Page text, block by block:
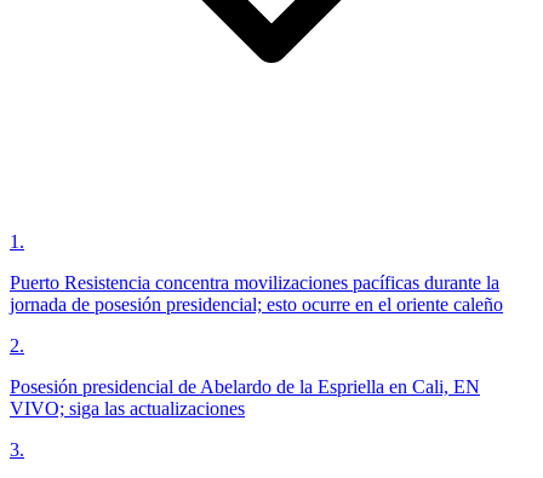
1 .
Puerto Resistencia concentra movilizaciones pacíficas durante la
jornada de posesión presidencial; esto ocurre en el oriente caleño
2.
Posesión presidencial de Abelardo de la Espriella en Cali, EN
VIVO; siga las actualizaciones
3.